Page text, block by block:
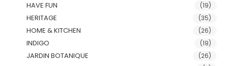
HAVE FUN (19)
HERITAGE (35)
HOME & KITCHEN (26)
INDIGO (19)
JARDIN BOTANIQUE (26)